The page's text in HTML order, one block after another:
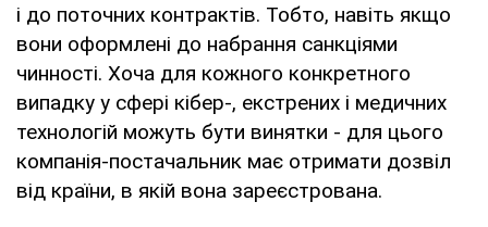
і до поточних контрактів. Тобто, навіть якщо
вони оформлені до набрання санкціями
чинності. Хоча для кожного конкретного
випадку у сфері кібер-, екстрених і медичних
технологій можуть бути винятки - для цього
компанія-постачальник має отримати дозвіл
від країни, в якій вона зареєстрована.